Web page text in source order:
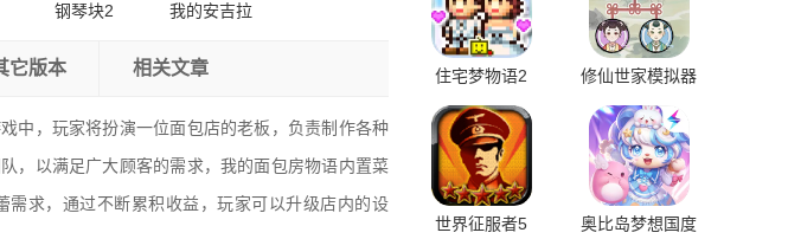
钢琴块2 我的安吉拉
它版本 相关文章
中，玩家将扮演一位面包店的老板，负责制作各种
，以满足广大顾客的需求，我的面包房物语内置菜
求，通过不断累积收益，玩家可以升级店内的设
住宅梦物语2 修仙世家模拟器
世界征服者5
奥比岛梦想国度